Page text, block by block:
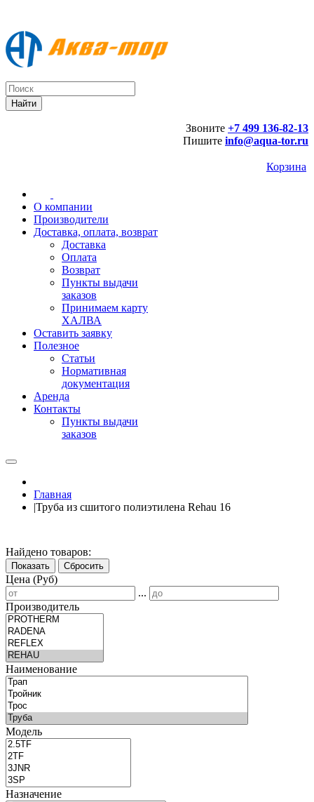
Звоните +7 499 136-82-13
Пишите info@aqua-tor.ru
Корзина
О компании
Производители
Доставка, оплата, возврат
Доставка
Оплата
Возврат
Пункты выдачи
заказов
Принимаем карту
ХАЛВА
Оставить заявку
Полезное
Статьи
Нормативная
документация
Аренда
Контакты
Пункты выдачи
заказов
Главная
|Труба из сшитого полиэтилена Rehau 16
Найдено товаров:
Показать Сбросить
Цена (Руб)
...
Производитель
Наименование
Модель
Назначение